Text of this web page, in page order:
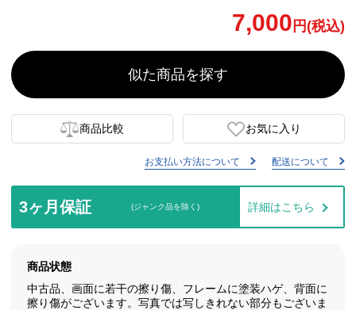
7,000 円(税込)
似た商品を探す
商品比較 お気に入り
お支払い方法について 配送について
3ヶ月保証 (ジャンク品を除く) 詳細はこちら
商品状態
中古品、画面に若干の擦り傷、フレームに塗装ハゲ、背面に
擦り傷がございます。写真では写しきれない部分もございま